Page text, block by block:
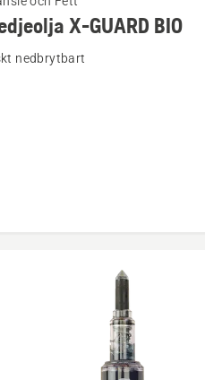
X-GUARD BIO
nedbrytbart